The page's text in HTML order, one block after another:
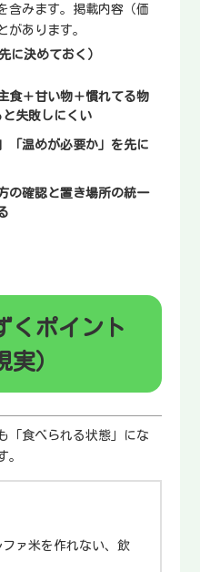
含みます。掲載内容（価
があります。
に決めておく）
食＋甘い物＋慣れてる物
失敗しにくい
「温めが必要か」を先に
の確認と置き場所の統一
くポイント
実）
「食べられる状態」にな
。
ファ米を作れない、飲